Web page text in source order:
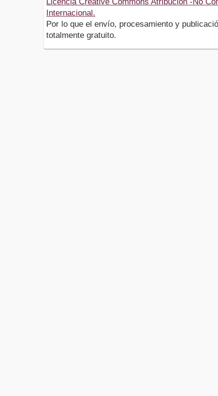
Internacional.
Por lo que el envío, procesamiento y
totalmente gratuito.